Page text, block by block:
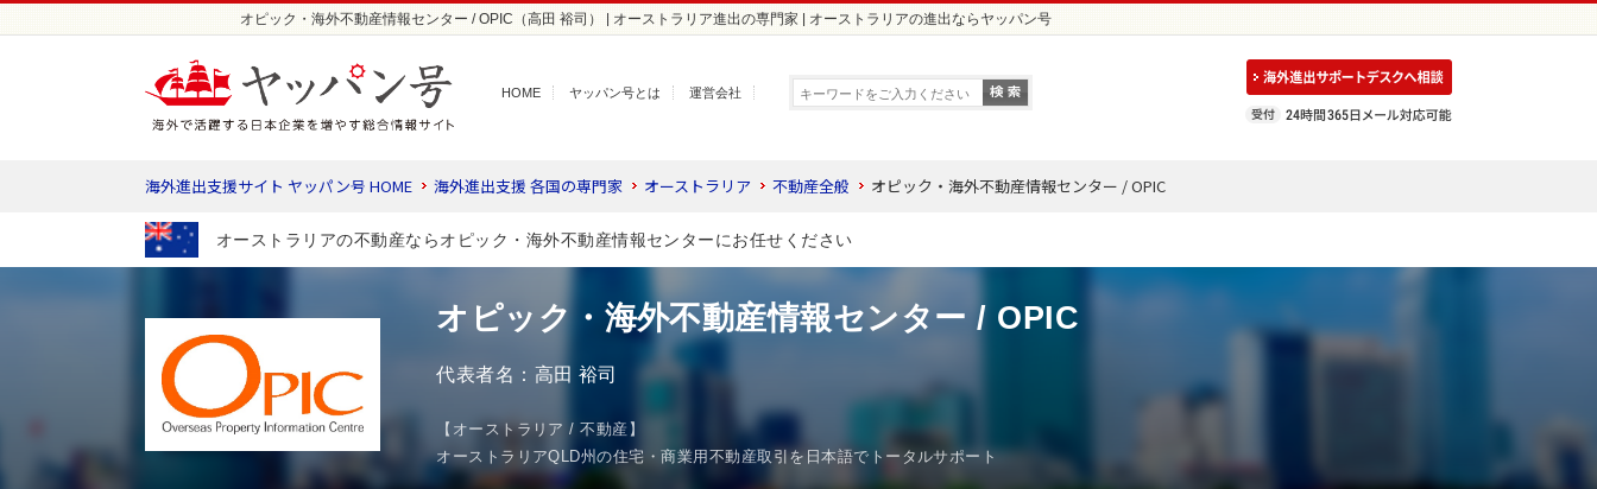
オピック・海外不動産情報センター / OPIC（高田 裕司） | オーストラリア進出の専門家 | オーストラリアの進出ならヤッパン号
HOME ヤッパン号とは 運営会社
海外進出支援サイト ヤッパン号 HOME 海外進出支援 各国の専門家 オーストラリア 不動産全般 オピック・海外不動産情報センター / OPIC
オーストラリアの不動産ならオピック・海外不動産情報センターにお任せください
オピック・海外不動産情報センター / OPIC
代表者名：高田 裕司
【オーストラリア / 不動産】
オーストラリアQLD州の住宅・商業用不動産取引を日本語でトータルサポート